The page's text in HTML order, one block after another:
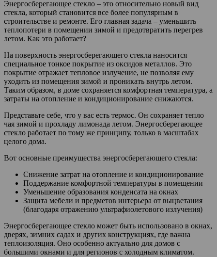
Энергосберегающее стекло – это относительно новый вид
стекла, который становится все более популярным в
строительстве и ремонте. Его главная задача – уменьшить
теплопотери в помещении зимой и предотвратить перегрев
летом. Как это работает?
На поверхность энергосберегающего стекла наносится
специальное тонкое покрытие из оксидов металлов. Это
покрытие отражает тепловое излучение, не позволяя ему
уходить из помещения зимой и проникать внутрь летом.
Таким образом, в доме сохраняется комфортная температура, а
затраты на отопление и кондиционирование снижаются.
Представьте себе, что у вас есть термос. Он сохраняет тепло
чая зимой и прохладу лимонада летом. Энергосберегающее
стекло работает по тому же принципу, только в масштабах
целого дома.
Вот основные преимущества энергосберегающего стекла:
Снижение затрат на отопление и кондиционирование
Поддержание комфортной температуры в помещении
Уменьшение образования конденсата на окнах
Защита мебели и предметов интерьера от выцветания
(благодаря отражению ультрафиолетового излучения)
Энергосберегающее стекло может быть использовано в окнах,
дверях, зимних садах и других конструкциях, где важна
теплоизоляция. Оно особенно актуально для домов с
большими окнами и для регионов с холодным климатом.